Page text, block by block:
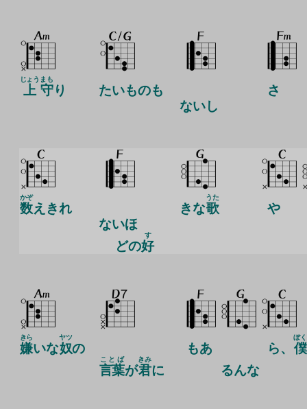
上
じょう
守
まも
り
たいものも
ないし
さ
数
かぞ
えきれ
ないほ
どの好
す
きな歌
うた
や
嫌
きら
いな奴
ヤツ
の
言葉
ことば
が君
きみ
に
もあ
るんな
ら、 僕
ぼく